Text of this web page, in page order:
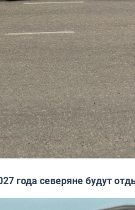
года северяне будут